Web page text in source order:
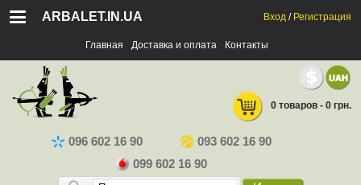
ARBALET.IN.UA
Главная Доставка и оплата Контакты
Вход / Регистрация
096 602 16 90
093 602 16 90
099 602 16 90
0 товаров - 0 грн.